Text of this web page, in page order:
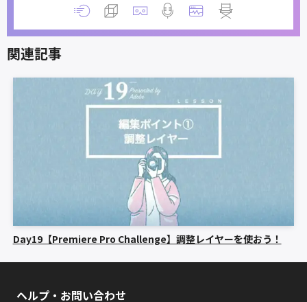
関連記事
Day19【Premiere Pro Challenge】調整レイヤーを使おう！
ヘルプ・お問い合わせ